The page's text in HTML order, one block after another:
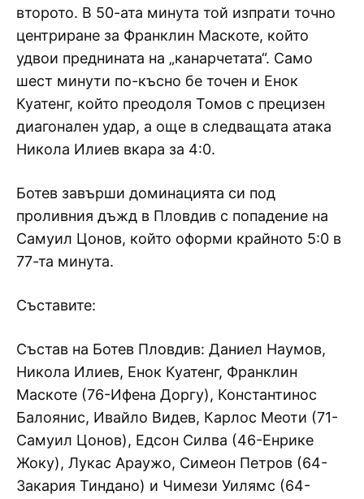
второто. В 50-ата минута той изпрати точно
центриране за Франклин Маскоте, който
удвои преднината на „канарчетата“. Само
шест минути по-късно бе точен и Енок
Куатенг, който преодоля Томов с прецизен
диагонален удар, а още в следващата атака
Никола Илиев вкара за 4:0.
Ботев завърши доминацията си под
проливния дъжд в Пловдив с попадение на
Самуил Цонов, който оформи крайното 5:0 в
77-та минута.
Съставите:
Състав на Ботев Пловдив: Даниел Наумов,
Никола Илиев, Енок Куатенг, Франклин
Маскоте (76-Ифена Доргу), Константинос
Балоянис, Ивайло Видев, Карлос Меоти (71-
Самуил Цонов), Едсон Силва (46-Енрике
Жоку), Лукас Араужо, Симеон Петров (64-
Закария Тиндано) и Чимези Уилямс (64-